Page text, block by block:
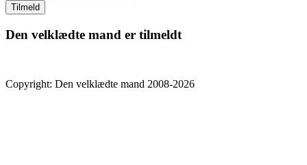
Den velklædte mand er tilmeldt
Copyright: Den velklædte mand 2008-2026